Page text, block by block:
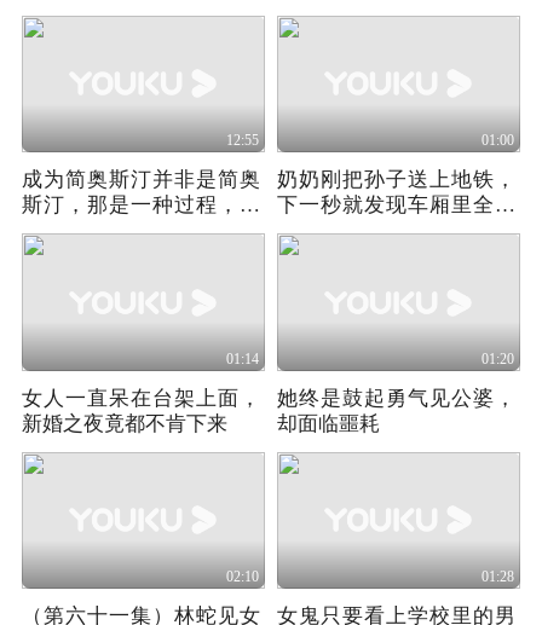
12:55
成为简奥斯汀并非是简奥
斯汀，那是一种过程，也
是一种成长。
01:00
奶奶刚把孙子送上地铁，
下一秒就发现车厢里全都
是丧尸
01:14
女人一直呆在台架上面，
新婚之夜竟都不肯下来
01:20
她终是鼓起勇气见公婆，
却面临噩耗
02:10
（第六十一集）林蛇见女
01:28
女鬼只要看上学校里的男